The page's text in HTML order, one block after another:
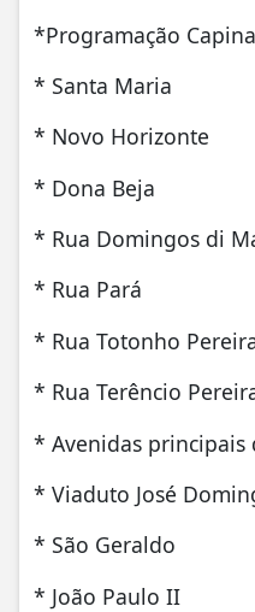
*Programação
* Santa Maria
* Novo Horizonte
* Dona Beja
* Rua Domingos di
* Rua Pará
* Rua Totonho
* Rua Terêncio
* Avenidas principais
* Viaduto José
* São Geraldo
* João Paulo II